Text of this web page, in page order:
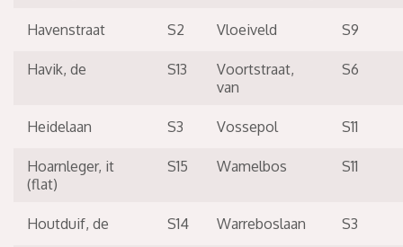
Havenstraat S2 Vloeiveld S9
Havik, de S13
Voortstraat,
van
S6
Heidelaan S3 Vossepol S11
Hoarnleger, it
(flat)
S15 Wamelbos S11
Houtduif, de S14 Warreboslaan S3